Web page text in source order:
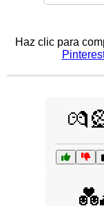
Haz clic para